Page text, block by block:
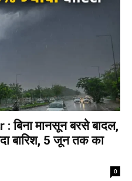
मानसून बरसे बादल,
बारिश, 5 जून तक का
0